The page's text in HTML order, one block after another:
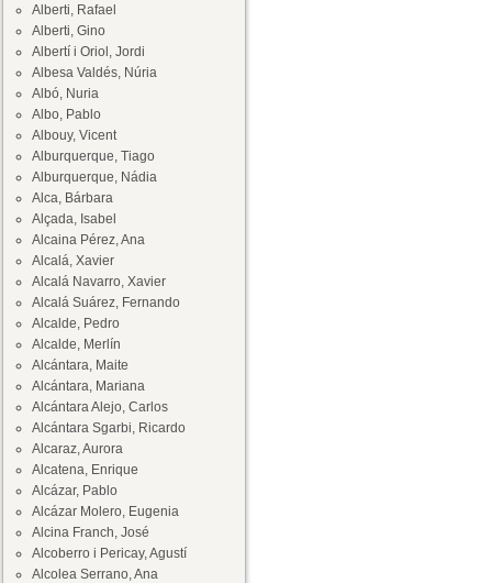
Alberti, Rafael
Alberti, Gino
Albertí i Oriol, Jordi
Albesa Valdés, Núria
Albó, Nuria
Albo, Pablo
Albouy, Vicent
Alburquerque, Tiago
Alburquerque, Nádia
Alca, Bárbara
Alçada, Isabel
Alcaina Pérez, Ana
Alcalá, Xavier
Alcalá Navarro, Xavier
Alcalá Suárez, Fernando
Alcalde, Pedro
Alcalde, Merlín
Alcántara, Maite
Alcántara, Mariana
Alcántara Alejo, Carlos
Alcántara Sgarbi, Ricardo
Alcaraz, Aurora
Alcatena, Enrique
Alcázar, Pablo
Alcázar Molero, Eugenia
Alcina Franch, José
Alcoberro i Pericay, Agustí
Alcolea Serrano, Ana